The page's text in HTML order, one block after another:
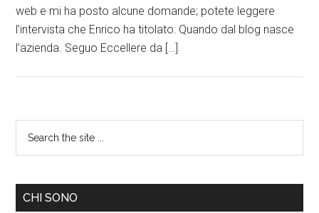
web e mi ha posto alcune domande; potete leggere
l’intervista che Enrico ha titolato: Quando dal blog nasce
l’azienda. Seguo Eccellere da […]
CHI SONO